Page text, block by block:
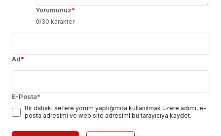
Yorumunuz*
0/30 karakter
Ad*
E-Posta*
Bir dahaki sefere yorum yaptığımda kullanılmak üzere adımı, e-
posta adresimi ve web site adresimi bu tarayıcıya kaydet.